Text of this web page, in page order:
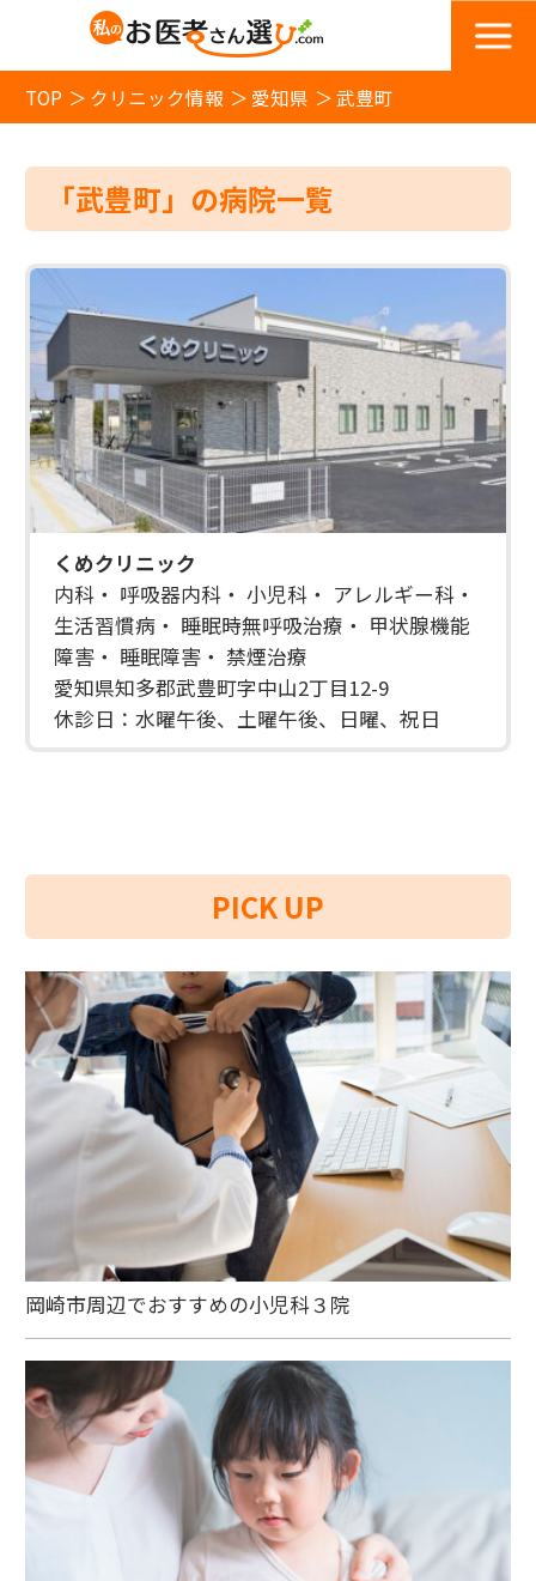
TOP クリニック情報 愛知県 武豊町
「武豊町」の病院一覧
くめクリニック
内科・ 呼吸器内科・ 小児科・ アレルギー科・
生活習慣病・ 睡眠時無呼吸治療・ 甲状腺機能
障害・ 睡眠障害・ 禁煙治療
愛知県知多郡武豊町字中山2丁目12-9
休診日：水曜午後、土曜午後、日曜、祝日
PICK UP
岡崎市周辺でおすすめの小児科３院